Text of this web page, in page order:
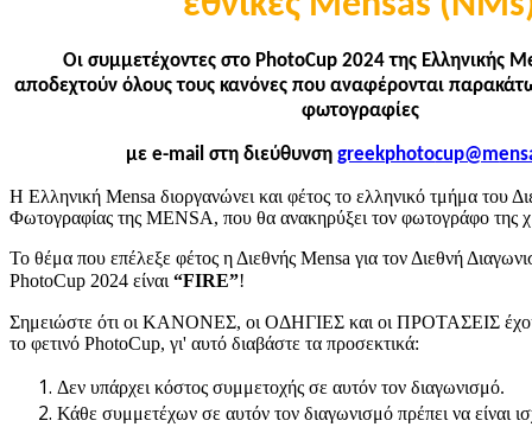
Οι συμμετέχοντες στο PhotoCup 2024 της Ελληνικής
αποδεχτούν όλους τους κανόνες που αναφέρονται
φωτογραφίες
με e-mail στη διεύθυνση
Η Ελληνική Mensa διοργανώνει και φέτος το ελληνικό τμήμα του
Φωτογραφίας της MENSA, που θα ανακηρύξει τον φωτογράφο της
Το θέμα που επέλεξε φέτος η Διεθνής Mensa για τον Διεθνή
PhotoCup 2024 είναι “FIRE”!
Σημειώστε ότι οι ΚΑΝΟΝΕΣ, οι ΟΔΗΓΙΕΣ και οι ΠΡΟΤΑΣΕΙΣ έχουν
το φετινό PhotoCup, γι' αυτό διαβάστε τα προσεκτικά:
Δεν υπάρχει κόστος συμμετοχής σε αυτόν τον διαγωνισμό.
Κάθε συμμετέχων σε αυτόν τον διαγωνισμό πρέπει να είναι